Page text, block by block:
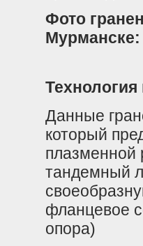
Фото
Мурманске:
Данные
который
плазменной
тандемный
фланцевое
опора)